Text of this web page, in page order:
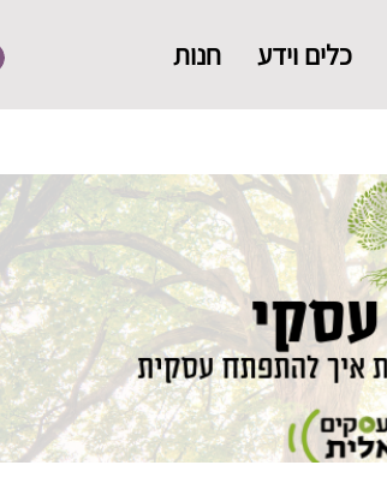
כלים וידע חנות